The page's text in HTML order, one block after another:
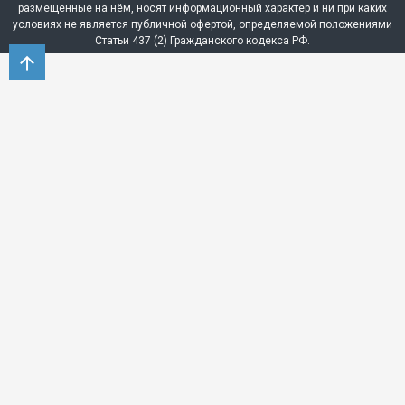
размещенные на нём, носят информационный характер и ни при каких
условиях не является публичной офертой, определяемой положениями
Статьи 437 (2) Гражданского кодекса РФ.